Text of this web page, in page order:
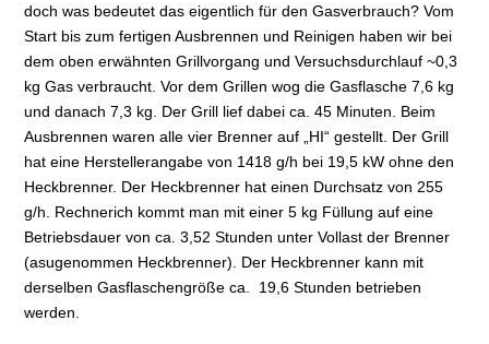
doch was bedeutet das eigentlich für den Gasverbrauch? Vom
Start bis zum fertigen Ausbrennen und Reinigen haben wir bei
dem oben erwähnten Grillvorgang und Versuchsdurchlauf ~0,3
kg Gas verbraucht. Vor dem Grillen wog die Gasflasche 7,6 kg
und danach 7,3 kg. Der Grill lief dabei ca. 45 Minuten. Beim
Ausbrennen waren alle vier Brenner auf „HI“ gestellt. Der Grill
hat eine Herstellerangabe von 1418 g/h bei 19,5 kW ohne den
Heckbrenner. Der Heckbrenner hat einen Durchsatz von 255
g/h. Rechnerich kommt man mit einer 5 kg Füllung auf eine
Betriebsdauer von ca. 3,52 Stunden unter Vollast der Brenner
(asugenommen Heckbrenner). Der Heckbrenner kann mit
derselben Gasflaschengröße ca. 19,6 Stunden betrieben
werden.